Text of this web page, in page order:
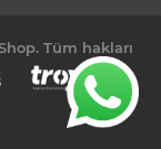
Tüm hakları